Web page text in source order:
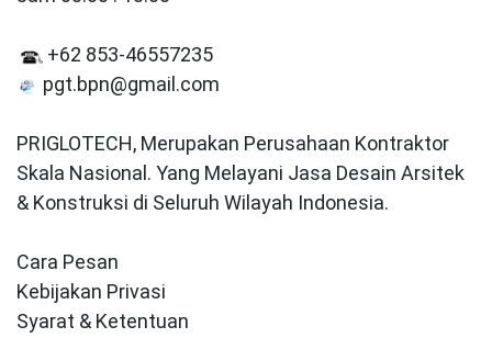
+62 853-46557235
pgt.bpn@gmail.com
PRIGLOTECH, Merupakan Perusahaan Kontraktor
Skala Nasional. Yang Melayani Jasa Desain Arsitek
& Konstruksi di Seluruh Wilayah Indonesia.
Cara Pesan
Kebijakan Privasi
Syarat & Ketentuan